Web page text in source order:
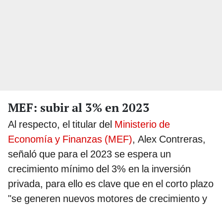
MEF: subir al 3% en 2023
Al respecto, el titular del Ministerio de
Economía y Finanzas (MEF), Alex Contreras,
señaló que para el 2023 se espera un
crecimiento mínimo del 3% en la inversión
privada, para ello es clave que en el corto plazo
"se generen nuevos motores de crecimiento y